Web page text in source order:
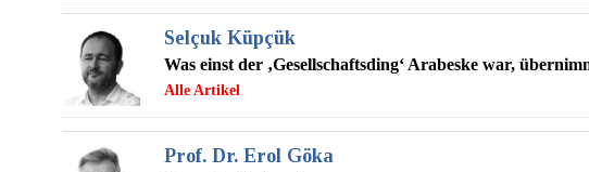
Selçuk Küpçük
Was einst der ‚Gesellschaftsding‘ Arabeske war,
Prof. Dr. Erol Göka